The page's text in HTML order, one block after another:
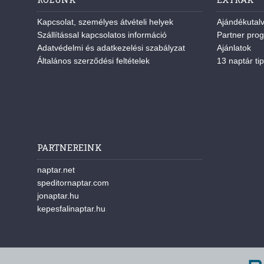
Kapcsolat, személyes átvételi helyek
Szállítással kapcsolatos információ
Adatvédelmi és adatkezelési szabályzat
Általános szerződési feltételek
Partner
Ajánlatok
13 naptár
PARTNEREINK
naptar.net
speditornaptar.com
jonaptar.hu
kepesfalinaptar.hu